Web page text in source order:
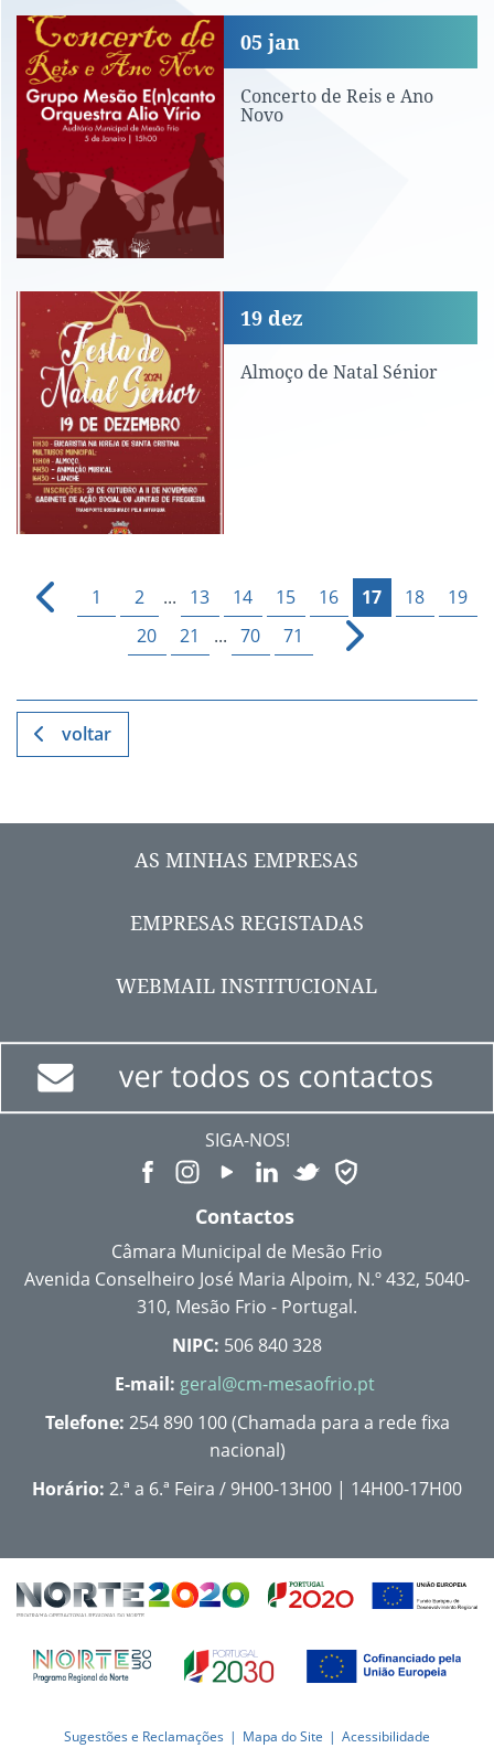
Concerto de Reis e Ano Novo
Concerto de Reis e Ano
Novo
05 jan
Almoço de Natal Sénior
Almoço de Natal Sénior
19 dez
1 2 ... 13 14 15 16 17 18
19
20
21 ... 70 71
voltar
AS MINHAS EMPRESAS
EMPRESAS REGISTADAS
WEBMAIL INSTITUCIONAL
SIGA-NOS!
Contactos
Câmara Municipal de Mesão Frio
Avenida Conselheiro José Maria Alpoim, N.º 432, 5040-
310, Mesão Frio - Portugal.
NIPC: 506 840 328
E-mail: geral@cm-mesaofrio.pt
Telefone: 254 890 100 (Chamada para a rede fixa
nacional)
Horário: 2.ª a 6.ª Feira / 9H00-13H00 | 14H00-17H00
Sugestões e Reclamações Mapa do Site Acessibilidade